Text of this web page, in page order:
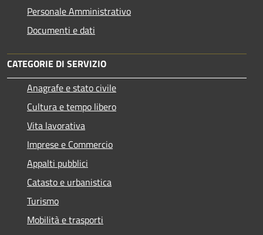
Personale Amministrativo
Documenti e dati
CATEGORIE DI SERVIZIO
Anagrafe e stato civile
Cultura e tempo libero
Vita lavorativa
Imprese e Commercio
Appalti pubblici
Catasto e urbanistica
Turismo
Mobilità e trasporti